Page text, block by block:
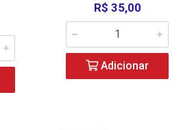
R$ 35,00
Adicionar